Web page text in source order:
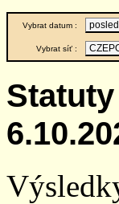
Vybrat datum :
Vybrat síť :